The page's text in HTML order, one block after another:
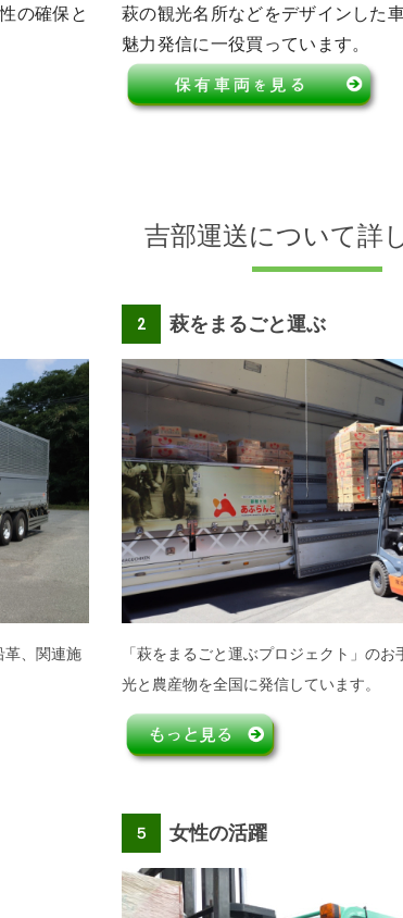
の確保と
萩の観光名所などをデザインした
魅力発信に一役買っています。
吉部運送について詳
革、関連施
2 萩をまるごと運ぶ
「萩をまるごと運ぶプロジェクト」のお
光と農産物を全国に発信しています。
５ 女性の活躍